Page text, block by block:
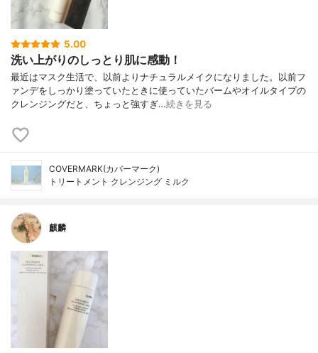
5.00
洗い上がりのしっとり肌に感動！
最近はマスク生活で、以前よりナチュラルメイクになりました。以前フ
ァンデをしっかり塗っていたときに使っていたバームやオイルタイプの
クレンジングだと、ちょっと強すぎ…続きを見る
COVERMARK(カバーマーク)
トリートメント クレンジング ミルク
麒麟